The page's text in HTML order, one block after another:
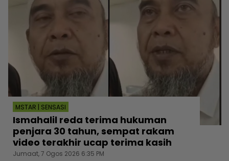
MSTAR | SENSASI
Ismahalil reda terima hukuman
penjara 30 tahun, sempat rakam
video terakhir ucap terima kasih
Jumaat, 7 Ogos 2026 6:35 PM